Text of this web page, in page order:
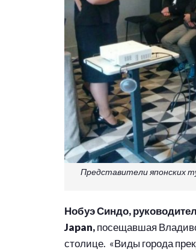
Представители японских
Нобуэ Синдо,
Japan,посещавшая
столице. «Виды города